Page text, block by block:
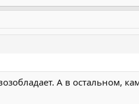
А в остальном,